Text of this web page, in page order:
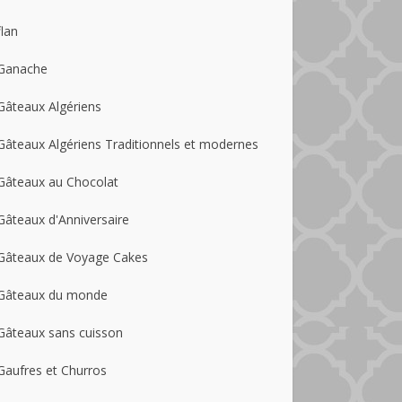
Algériens
Algériens Traditionnels et modernes
au Chocolat
d'Anniversaire
de Voyage Cakes
du monde
sans cuisson
et Churros